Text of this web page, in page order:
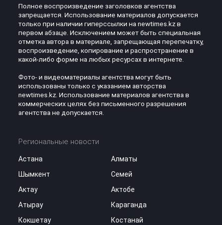
Полное воспроизведение заголовков агентства
запрещается. Использование материалов допускается
только при наличии гиперссылки на newtimes.kz в
первом абзаце. Исключением может быть специальная
отметка автора в материале, запрещающая перепечатку,
воспроизведение, копирование и распространение в
какой-либо форме на любых ресурсах в интернете.
Фото- и видеоматериалы агентства могут быть
использованы только с указанием авторства
newtimes.kz. Использование материалов агентства в
коммерческих целях без письменного разрешения
агентства не допускается.
Региональные новости
Астана
Алматы
Шымкент
Семей
Актау
Актобе
Атырау
Караганда
Кокшетау
Костанай